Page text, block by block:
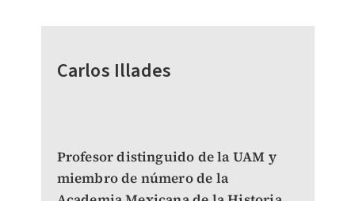
Carlos Illades
Profesor distinguido de la UAM y
miembro de número de la